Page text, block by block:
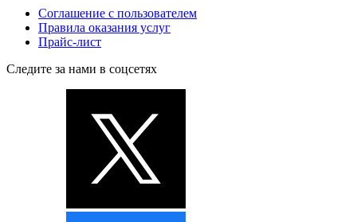
Соглашение с пользователем
Правила оказания услуг
Прайс-лист
Следите за нами в соцсетях